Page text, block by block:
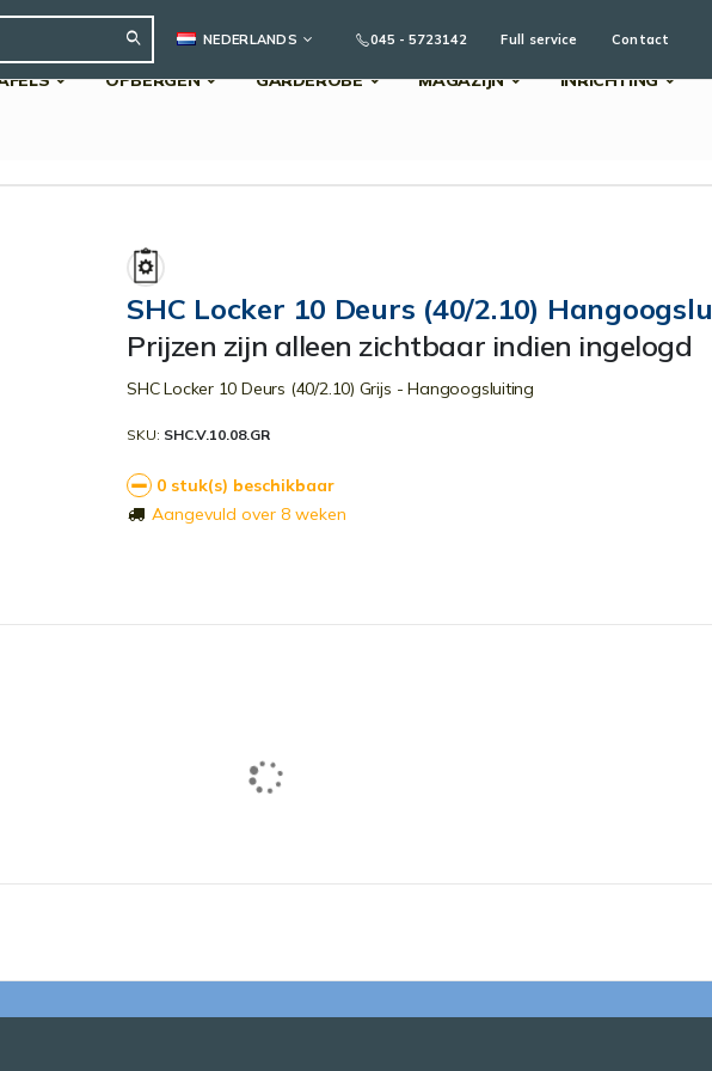
Search
TAALNEDERLANDS 045 - 5723142 Full service Contact
OPBERGEN GARDEROBE MAGAZIJN INRICHTING
SHC Locker 10 Deurs (40/2.10)
Prijzen zijn alleen zichtbaar indien ingelogd
SHC Locker 10 Deurs (40/2.10) Grijs - Hangoogsluiting
SKU SHC.V.10.08.GR
0 stuk(s) beschikbaar
Aangevuld over 8 weken